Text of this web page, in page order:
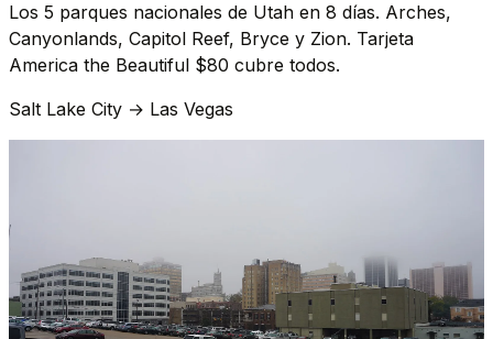
Los 5 parques nacionales de Utah en 8 días. Arches,
Canyonlands, Capitol Reef, Bryce y Zion. Tarjeta
America the Beautiful $80 cubre todos.
Salt Lake City → Las Vegas